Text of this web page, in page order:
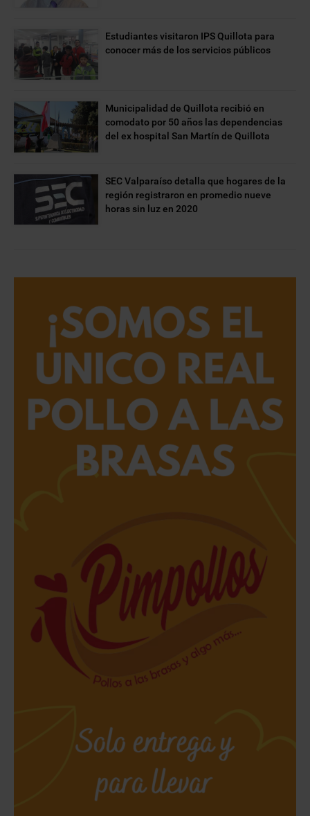
Estudiantes visitaron IPS Quillota para
conocer más de los servicios públicos
Municipalidad de Quillota recibió en
comodato por 50 años las dependencias
del ex hospital San Martín de Quillota
SEC Valparaíso detalla que hogares de la
región registraron en promedio nueve
horas sin luz en 2020